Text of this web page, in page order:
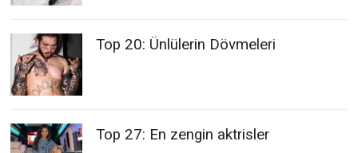
Top 20: Ünlülerin Dövmeleri
Top 27: En zengin aktrisler